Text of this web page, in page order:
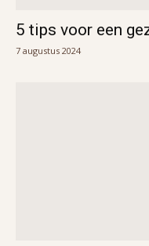
5 tips voor een
7 augustus 2024